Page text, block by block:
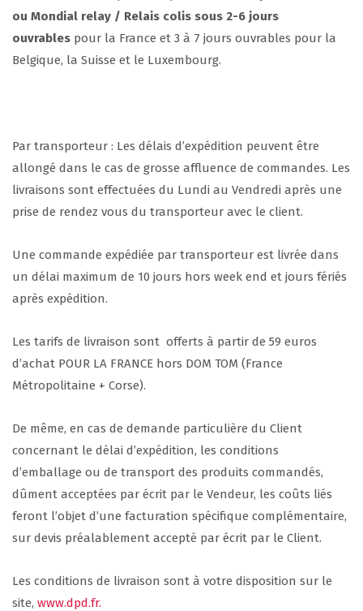
ou Mondial relay / Relais colis sous 2-6 jours
ouvrables pour la France et 3 à 7 jours ouvrables pour la
Belgique, la Suisse et le Luxembourg.
Par transporteur : Les délais d’expédition peuvent être
allongé dans le cas de grosse affluence de commandes. Les
livraisons sont effectuées du Lundi au Vendredi après une
prise de rendez vous du transporteur avec le client.
Une commande expédiée par transporteur est livrée dans
un délai maximum de 10 jours hors week end et jours fériés
après expédition.
Les tarifs de livraison sont offerts à partir de 59 euros
d’achat POUR LA FRANCE hors DOM TOM (France
Métropolitaine + Corse).
De même, en cas de demande particulière du Client
concernant le délai d’expédition, les conditions
d’emballage ou de transport des produits commandés,
dûment acceptées par écrit par le Vendeur, les coûts liés
feront l’objet d’une facturation spécifique complémentaire,
sur devis préalablement accepté par écrit par le Client.
Les conditions de livraison sont à votre disposition sur le
site, www.dpd.fr.